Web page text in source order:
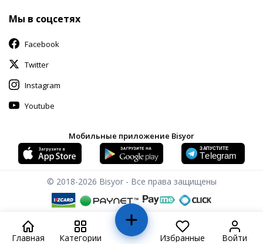
Мы в соцсетях
Facebook
Twitter
Instagram
Youtube
Мобильные приложение Bisyor
© 2018-2026 Bisyor - Все права защищены
Главная Категории Избранные Войти